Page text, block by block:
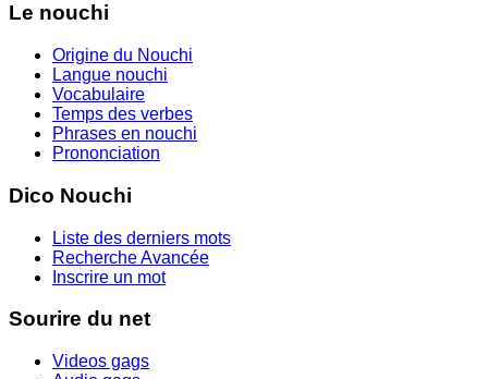
Le nouchi
Origine du Nouchi
Langue nouchi
Vocabulaire
Temps des verbes
Phrases en nouchi
Prononciation
Dico Nouchi
Liste des derniers mots
Recherche Avancée
Inscrire un mot
Sourire du net
Videos gags